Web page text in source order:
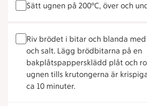
Sätt ugnen på 200°C, över och
Riv brödet i bitar och blanda
och salt. Lägg brödbitarna på en
bakplåtspappersklädd plåt och
ugnen tills krutongerna är
ca 10 minuter.